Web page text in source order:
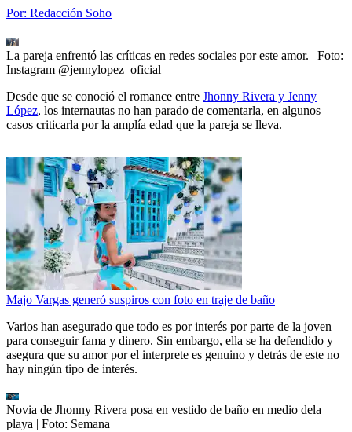
Por: Redacción Soho
La pareja enfrentó las críticas en redes sociales por este amor. | Foto:
Instagram @jennylopez_oficial
Desde que se conoció el romance entre Jhonny Rivera y Jenny
López, los internautas no han parado de comentarla, en algunos
casos criticarla por la amplía edad que la pareja se lleva.
Majo Vargas generó suspiros con foto en traje de baño
Varios han asegurado que todo es por interés por parte de la joven
para conseguir fama y dinero. Sin embargo, ella se ha defendido y
asegura que su amor por el interprete es genuino y detrás de este no
hay ningún tipo de interés.
Novia de Jhonny Rivera posa en vestido de baño en medio dela
playa | Foto: Semana